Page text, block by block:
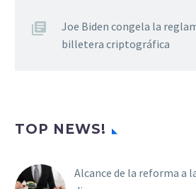
Joe Biden congela la
billetera criptográfica
TOP NEWS!
Alcance de la reforma a